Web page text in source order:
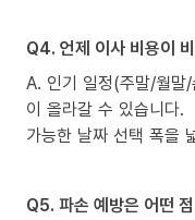
Q4. 언제 이사 비용이
A. 인기 일정(주말/월말
이 올라갈 수 있습니다.
가능한 날짜 선택 폭을
Q5. 파손 예방은 어떤